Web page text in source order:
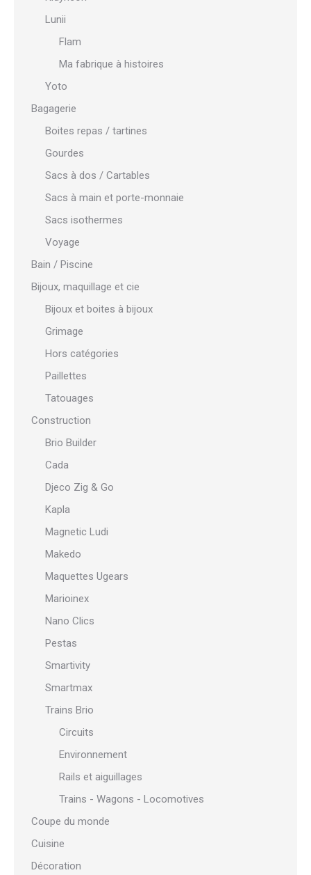
Lunii
Flam
Ma fabrique à histoires
Yoto
Bagagerie
Boites repas / tartines
Gourdes
Sacs à dos / Cartables
Sacs à main et porte-monnaie
Sacs isothermes
Voyage
Bain / Piscine
Bijoux, maquillage et cie
Bijoux et boites à bijoux
Grimage
Hors catégories
Paillettes
Tatouages
Construction
Brio Builder
Cada
Djeco Zig & Go
Kapla
Magnetic Ludi
Makedo
Maquettes Ugears
Marioinex
Nano Clics
Pestas
Smartivity
Smartmax
Trains Brio
Circuits
Environnement
Rails et aiguillages
Trains - Wagons - Locomotives
Coupe du monde
Cuisine
Décoration